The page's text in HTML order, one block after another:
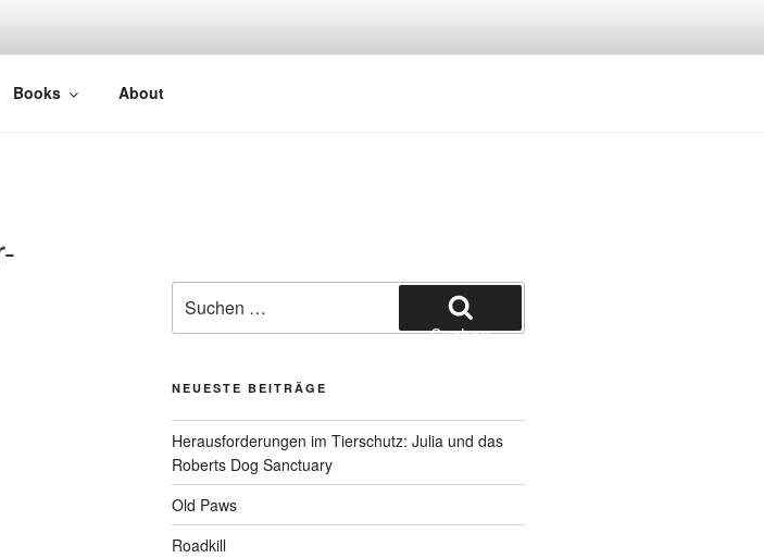
Books About
nach:
Suchen
NEUESTE BEITRÄGE
Herausforderungen im Tierschutz: Julia und das
Roberts Dog Sanctuary
Old Paws
Roadkill